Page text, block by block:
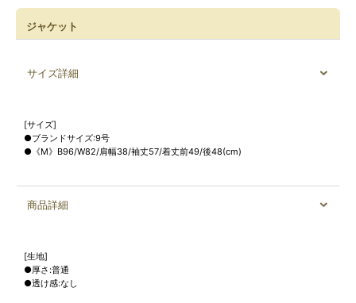
ジャケット
サイズ詳細
[サイズ]
●ブランドサイズ:9号
●《M》B96/W82/肩幅38/袖丈57/着丈前49/後48(cm)
商品詳細
[生地]
●厚さ:普通
●透け感:なし